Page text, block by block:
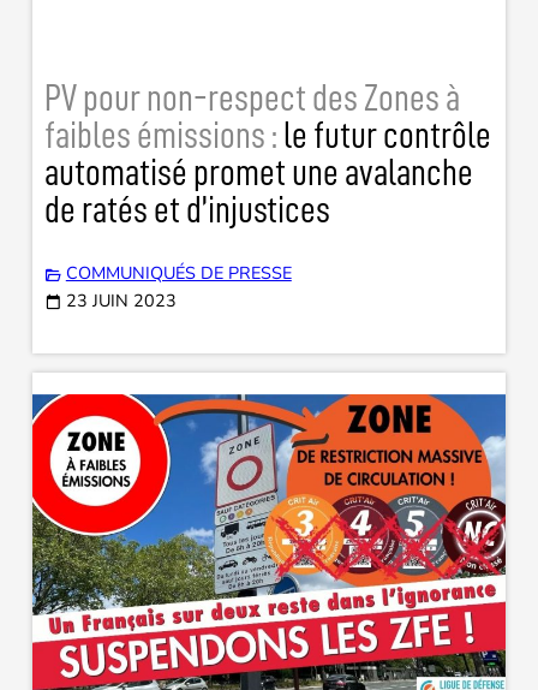
PV pour non-respect des Zones à
faibles émissions : le futur contrôle
automatisé promet une avalanche
de ratés et d’injustices
COMMUNIQUÉS DE PRESSE
23 JUIN 2023